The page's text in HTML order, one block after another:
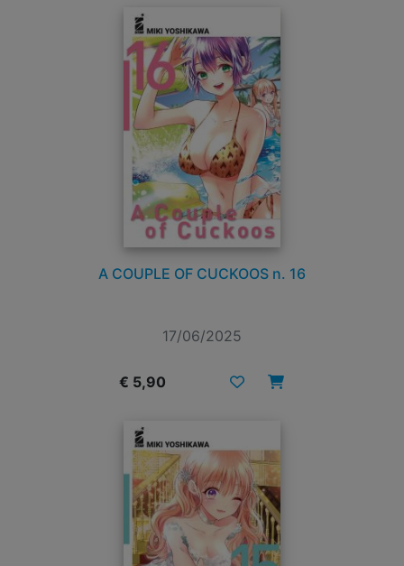
A COUPLE OF CUCKOOS n. 16
17/06/2025
€ 5,90